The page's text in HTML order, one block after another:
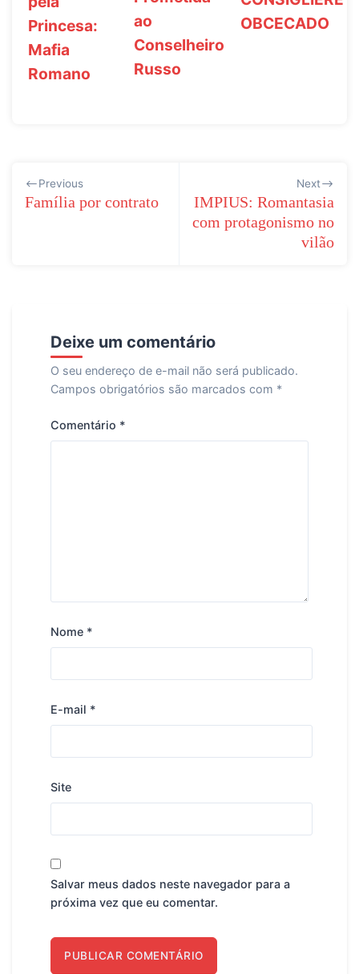
Princesa:
Mafia
Romano
ao
Conselheiro
Russo
OBCECADO
de
Previous
Família por contrato
Next
IMPIUS: Romantasia
com protagonismo no
vilão
Deixe um comentário
O seu endereço de e-mail não será publicado.
Campos obrigatórios são marcados com *
Comentário *
Nome *
E-mail *
Site
Salvar meus dados neste navegador para a
próxima vez que eu comentar.